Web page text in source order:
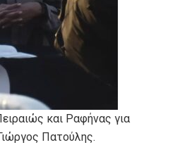
και Ραφήνας για
Πατούλης.